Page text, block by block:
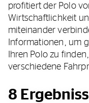
profitiert der Polo
Wirtschaftlichkeit
miteinander
Informationen, um
Ihren Polo zu
verschiedene
8